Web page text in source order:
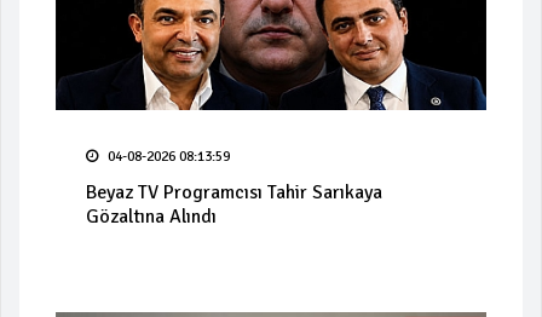
04-08-2026 08:13:59
Beyaz TV Programcısı Tahir Sarıkaya
Gözaltına Alındı